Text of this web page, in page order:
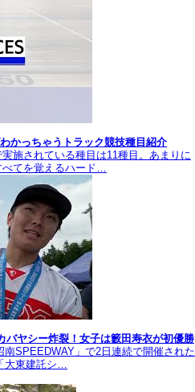
かっちゃうトラック競技種目紹介
施されている種目は11種目。あまりに
べてを覚えるハード…
バヤシー炸裂！女子は籔田寿衣が初優勝
SPEEDWAY」で2日連続で開催された
大東建託シ…